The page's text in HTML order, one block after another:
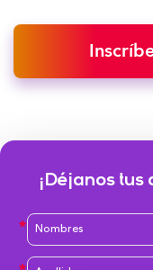
¡Déjanos